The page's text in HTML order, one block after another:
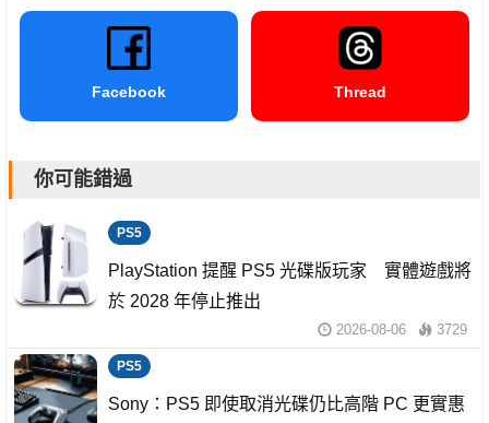
Facebook Thread
你可能錯過
PS5
PlayStation 提醒 PS5 光碟版玩家 實體遊戲將
於 2028 年停止推出
2026-08-06 3729
PS5
Sony：PS5 即使取消光碟仍比高階 PC 更實惠